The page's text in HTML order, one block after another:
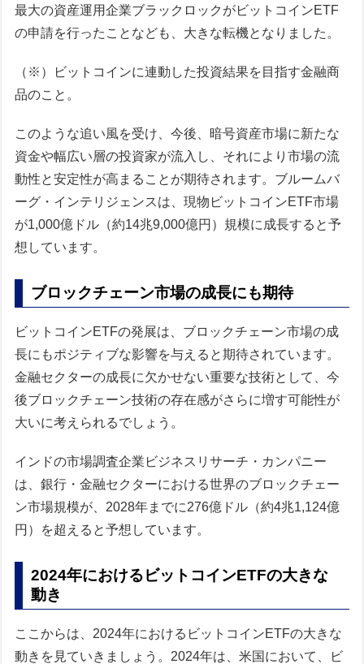
最大の資産運用企業ブラックロックがビットコインETF
の申請を行ったことなども、大きな転機となりました。
（※）ビットコインに連動した投資結果を目指す金融商
品のこと。
このような追い風を受け、今後、暗号資産市場に新たな
資金や幅広い層の投資家が流入し、それにより市場の流
動性と安定性が高まることが期待されます。ブルームバ
ーグ・インテリジェンスは、現物ビットコインETF市場
が1,000億ドル（約14兆9,000億円）規模に成長すると予
想しています。
ブロックチェーン市場の成長にも期待
ビットコインETFの発展は、ブロックチェーン市場の成
長にもポジティブな影響を与えると期待されています。
金融セクターの成長に欠かせない重要な技術として、今
後ブロックチェーン技術の存在感がさらに増す可能性が
大いに考えられるでしょう。
インドの市場調査企業ビジネスリサーチ・カンパニー
は、銀行・金融セクターにおける世界のブロックチェー
ン市場規模が、2028年までに276億ドル（約4兆1,124億
円）を超えると予想しています。
2024年におけるビットコインETFの大きな
動き
ここからは、2024年におけるビットコインETFの大きな
動きを見ていきましょう。2024年は、米国において、ビ